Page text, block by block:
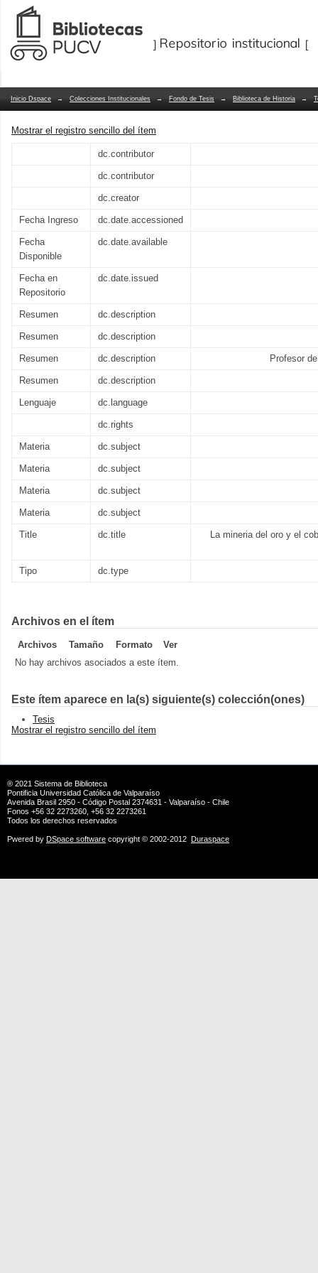
La mineria del oro y el cobre en
Repositorio Dspace/Manakin
Inicio Dspace → Colecciones Institucionales → Fondo de Tesis → Biblioteca de Historia →
Mostrar el registro sencillo del ítem
dc.contributor
dc.contributor
dc.creator
Fecha Ingreso dc.date.accessioned
Fecha
Disponible
dc.date.available
Fecha en
Repositorio
dc.date.issued
Resumen dc.description
Resumen dc.description
Resumen dc.description Profesor
Resumen dc.description
Lenguaje dc.language
dc.rights
Materia dc.subject
Materia dc.subject
Materia dc.subject
Materia dc.subject
Title dc.title La mineria del oro y el
Tipo dc.type
Archivos en el ítem
Archivos Tamaño Formato
Ver
No hay archivos asociados a este ítem.
Este ítem aparece en la(s) siguiente(s) colección(ones)
Tesis
Mostrar el registro sencillo del ítem
® 2021 Sistema de Biblioteca
Pontificia Universidad Católica de Valparaíso
Avenida Brasil 2950 - Código Postal 2374631 - Valparaíso - Chile
Fonos +56 32 2273260, +56 32 2273261
Todos los derechos reservados
Pwered by DSpace software copyright © 2002-2012 Duraspace